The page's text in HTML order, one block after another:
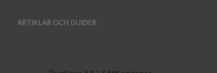
ARTIKLAR OCH GUIDER